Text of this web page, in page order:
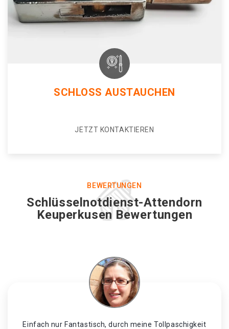
SCHLOSS AUSTAUCHEN
JETZT KONTAKTIEREN
BEWERTUNGEN
Schlüsselnotdienst-Attendorn
Keuperkusen Bewertungen
Einfach nur Fantastisch, durch meine Tollpaschigkeit